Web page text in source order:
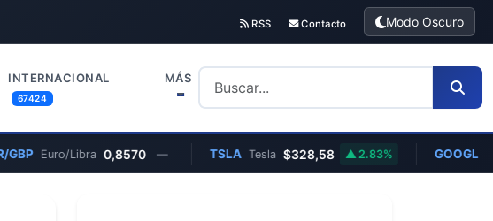
RSS Contacto Modo Oscuro
INTERNACIONAL
67424
MÁS
Euro/Libra 0,8570 — Tesla $328,58 2.83% GOOGL Google